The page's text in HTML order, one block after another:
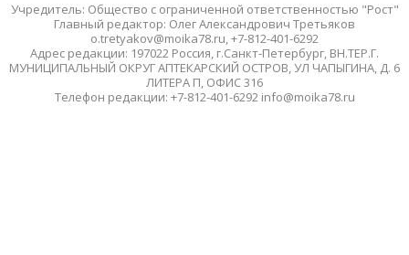
Учредитель: Общество с ограниченной ответственностью "Рост"
Главный редактор: Олег Александрович Третьяков
o.tretyakov@moika78.ru, +7-812-401-6292
Адрес редакции: 197022 Россия, г.Санкт-Петербург, ВН.ТЕР.Г.
МУНИЦИПАЛЬНЫЙ ОКРУГ АПТЕКАРСКИЙ ОСТРОВ, УЛ ЧАПЫГИНА, Д. 6
ЛИТЕРА П, ОФИС 316
Телефон редакции: +7-812-401-6292 info@moika78.ru